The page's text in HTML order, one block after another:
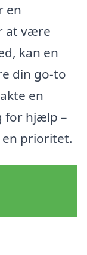
en
at være
kan en
din go-to
en
for hjælp –
prioritet.